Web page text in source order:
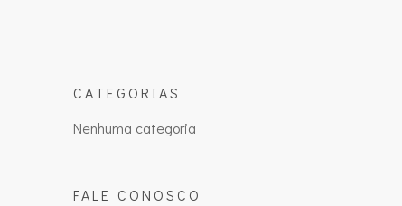
CATEGORIAS
Nenhuma categoria
FALE CONOSCO